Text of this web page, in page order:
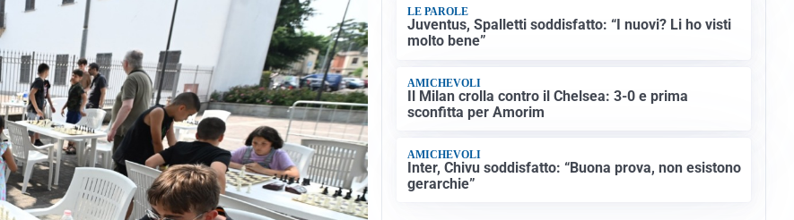
LE PAROLE
Juventus, Spalletti soddisfatto: “I nuovi? Li ho visti
molto bene”
AMICHEVOLI
Il Milan crolla contro il Chelsea: 3-0 e prima
sconfitta per Amorim
AMICHEVOLI
Inter, Chivu soddisfatto: “Buona prova, non esistono
gerarchie”